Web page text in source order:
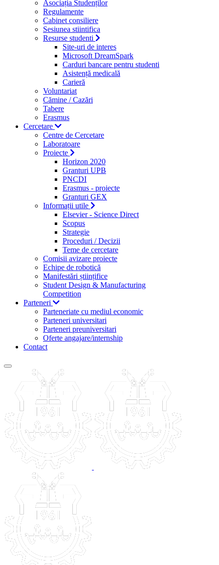
Asociația Studenților
Regulamente
Cabinet consiliere
Sesiunea stiintifica
Resurse studenti
Site-uri de interes
Microsoft DreamSpark
Carduri bancare pentru studenti
Asistență medicală
Carieră
Voluntariat
Cămine / Cazări
Tabere
Erasmus
Cercetare
Centre de Cercetare
Laboratoare
Proiecte
Horizon 2020
Granturi UPB
PNCDI
Erasmus - proiecte
Granturi GEX
Informații utile
Elsevier - Science Direct
Scopus
Strategie
Proceduri / Decizii
Teme de cercetare
Comisii avizare proiecte
Echipe de robotică
Manifestări științifice
Student Design & Manufacturing
Competition
Parteneri
Parteneriate cu mediul economic
Parteneri universitari
Parteneri preuniversitari
Oferte angajare/internship
Contact